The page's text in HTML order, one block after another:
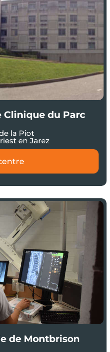
Clinique du Parc
la Piot
en Jarez
de Montbrison